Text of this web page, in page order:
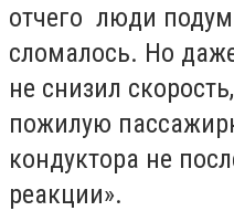
отчего люди
сломалось. Но
не снизил
пожилую
кондуктора не
реакции».